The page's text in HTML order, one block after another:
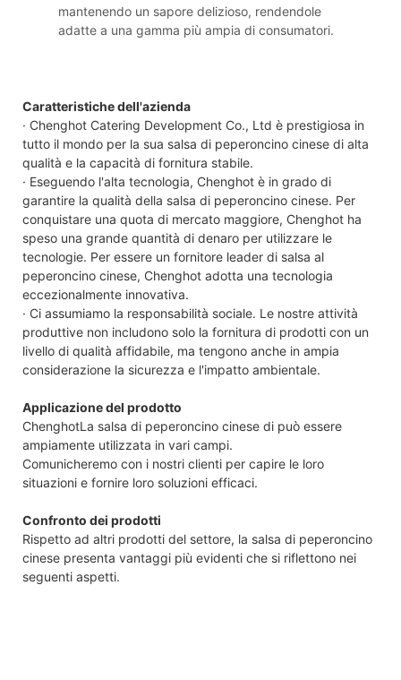
mantenendo un sapore delizioso, rendendole
adatte a una gamma più ampia di consumatori.
Caratteristiche dell'azienda
· Chenghot Catering Development Co., Ltd è prestigiosa in
tutto il mondo per la sua salsa di peperoncino cinese di alta
qualità e la capacità di fornitura stabile.
· Eseguendo l'alta tecnologia, Chenghot è in grado di
garantire la qualità della salsa di peperoncino cinese. Per
conquistare una quota di mercato maggiore, Chenghot ha
speso una grande quantità di denaro per utilizzare le
tecnologie. Per essere un fornitore leader di salsa al
peperoncino cinese, Chenghot adotta una tecnologia
eccezionalmente innovativa.
· Ci assumiamo la responsabilità sociale. Le nostre attività
produttive non includono solo la fornitura di prodotti con un
livello di qualità affidabile, ma tengono anche in ampia
considerazione la sicurezza e l'impatto ambientale.
Applicazione del prodotto
ChenghotLa salsa di peperoncino cinese di può essere
ampiamente utilizzata in vari campi.
Comunicheremo con i nostri clienti per capire le loro
situazioni e fornire loro soluzioni efficaci.
Confronto dei prodotti
Rispetto ad altri prodotti del settore, la salsa di peperoncino
cinese presenta vantaggi più evidenti che si riflettono nei
seguenti aspetti.